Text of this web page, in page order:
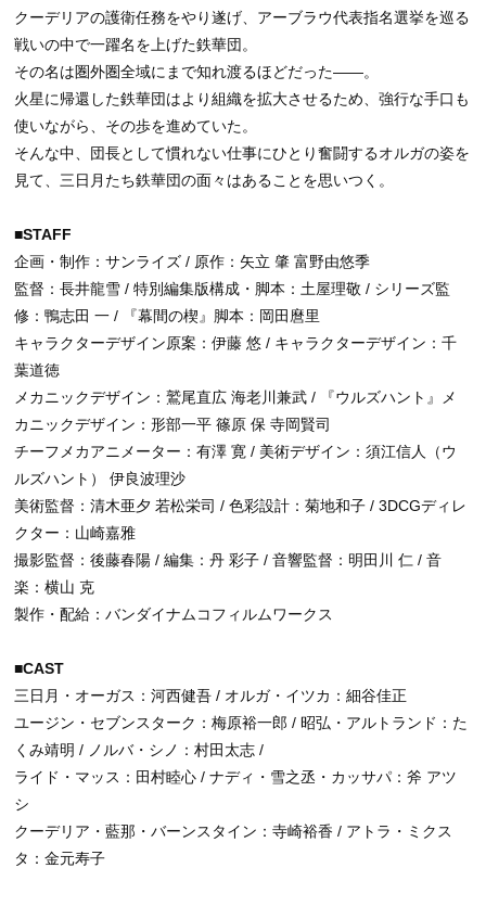
クーデリアの護衛任務をやり遂げ、アーブラウ代表指名選挙を巡る
戦いの中で一躍名を上げた鉄華団。
その名は圏外圏全域にまで知れ渡るほどだった――。
火星に帰還した鉄華団はより組織を拡大させるため、強行な手口も
使いながら、その歩を進めていた。
そんな中、団長として慣れない仕事にひとり奮闘するオルガの姿を
見て、三日月たち鉄華団の面々はあることを思いつく。
■STAFF
企画・制作：サンライズ / 原作：矢立 肇 富野由悠季
監督：長井龍雪 / 特別編集版構成・脚本：土屋理敬 / シリーズ監
修：鴨志田 一 / 『幕間の楔』脚本：岡田麿里
キャラクターデザイン原案：伊藤 悠 / キャラクターデザイン：千
葉道徳
メカニックデザイン：鷲尾直広 海老川兼武 / 『ウルズハント』メ
カニックデザイン：形部一平 篠原 保 寺岡賢司
チーフメカアニメーター：有澤 寛 / 美術デザイン：須江信人（ウ
ルズハント） 伊良波理沙
美術監督：清木亜夕 若松栄司 / 色彩設計：菊地和子 / 3DCGディレ
クター：山崎嘉雅
撮影監督：後藤春陽 / 編集：丹 彩子 / 音響監督：明田川 仁 / 音
楽：横山 克
製作・配給：バンダイナムコフィルムワークス
■CAST
三日月・オーガス：河西健吾 / オルガ・イツカ：細谷佳正
ユージン・セブンスターク：梅原裕一郎 / 昭弘・アルトランド：た
くみ靖明 / ノルバ・シノ：村田太志 /
ライド・マッス：田村睦心 / ナディ・雪之丞・カッサパ：斧 アツ
シ
クーデリア・藍那・バーンスタイン：寺崎裕香 / アトラ・ミクス
タ：金元寿子